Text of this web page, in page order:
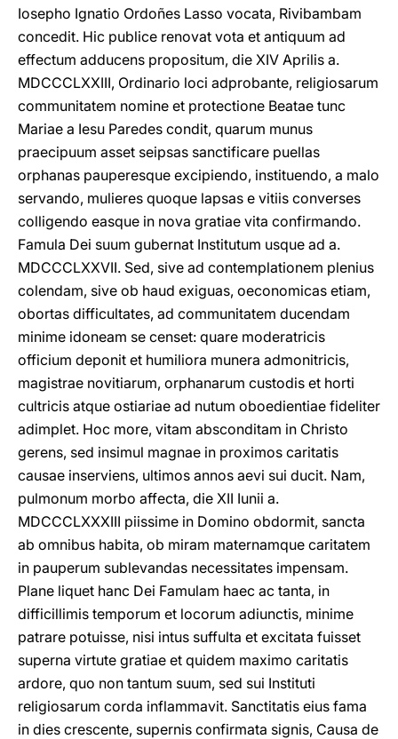
Iosepho Ignatio Ordoñes Lasso vocata, Rivibambam
concedit. Hic publice renovat vota et antiquum ad
effectum adducens propositum, die XIV Aprilis a.
MDCCCLXXIII, Ordinario loci adprobante, religiosarum
communitatem nomine et protectione Beatae tunc
Mariae a Iesu Paredes condit, quarum munus
praecipuum asset seipsas sanctificare puellas
orphanas pauperesque excipiendo, instituendo, a malo
servando, mulieres quoque lapsas e vitiis converses
colligendo easque in nova gratiae vita confirmando.
Famula Dei suum gubernat Institutum usque ad a.
MDCCCLXXVII. Sed, sive ad contemplationem plenius
colendam, sive ob haud exiguas, oeconomicas etiam,
obortas difficultates, ad communitatem ducendam
minime idoneam se censet: quare moderatricis
officium deponit et humiliora munera admonitricis,
magistrae novitiarum, orphanarum custodis et horti
cultricis atque ostiariae ad nutum oboedientiae fideliter
adimplet. Hoc more, vitam absconditam in Christo
gerens, sed insimul magnae in proximos caritatis
causae inserviens, ultimos annos aevi sui ducit. Nam,
pulmonum morbo affecta, die XII Iunii a.
MDCCCLXXXIII piissime in Domino obdormit, sancta
ab omnibus habita, ob miram maternamque caritatem
in pauperum sublevandas necessitates impensam.
Plane liquet hanc Dei Famulam haec ac tanta, in
difficillimis temporum et locorum adiunctis, minime
patrare potuisse, nisi intus suffulta et excitata fuisset
superna virtute gratiae et quidem maximo caritatis
ardore, quo non tantum suum, sed sui Instituti
religiosarum corda inflammavit. Sanctitatis eius fama
in dies crescente, supernis confirmata signis, Causa de